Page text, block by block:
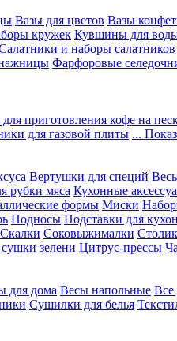
Вазы для цветов Вазы
кружек Кувшины для
и наборы салатников
Фарфоровые
приготовления кофе на
для газовой плиты ...
Вертушки для специй
рубки мяса Кухонные
формы Миски
Подносы Подставки для
Скалки Соковыжималки
зелени Цитрус-прессы
для дома Весы напольные Все
Сушилки для белья